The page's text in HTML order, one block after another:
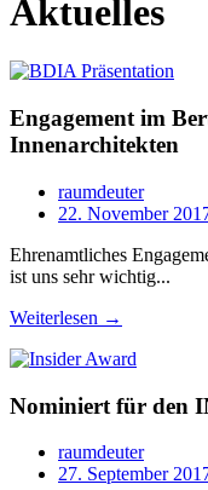
Aktuelles
Engagement im
Innenarchitekten
raumdeuter
22. November
Ehrenamtliches
ist uns sehr wichtig...
Weiterlesen →
Nominiert für den
raumdeuter
27. September